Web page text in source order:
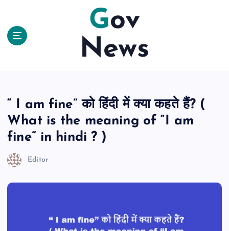
Gov
News
“ I am fine” को हिंदी में क्या कहते हैं? (
What is the meaning of “I am
fine” in hindi ? )
Editor